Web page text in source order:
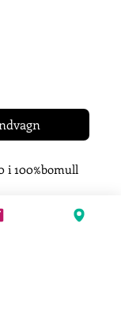
i 100%bomull
Green, Dark